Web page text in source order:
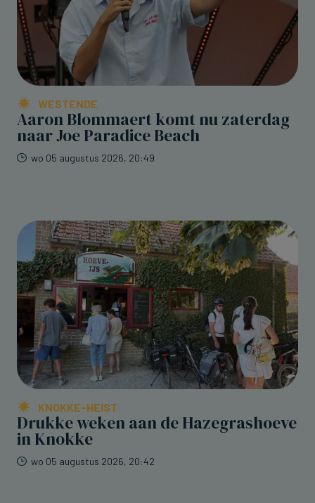
WESTENDE
Aaron Blommaert komt nu zaterdag
naar Joe Paradice Beach
wo 05 augustus 2026, 20:49
KNOKKE-HEIST
Drukke weken aan de Hazegrashoeve
in Knokke
wo 05 augustus 2026, 20:42